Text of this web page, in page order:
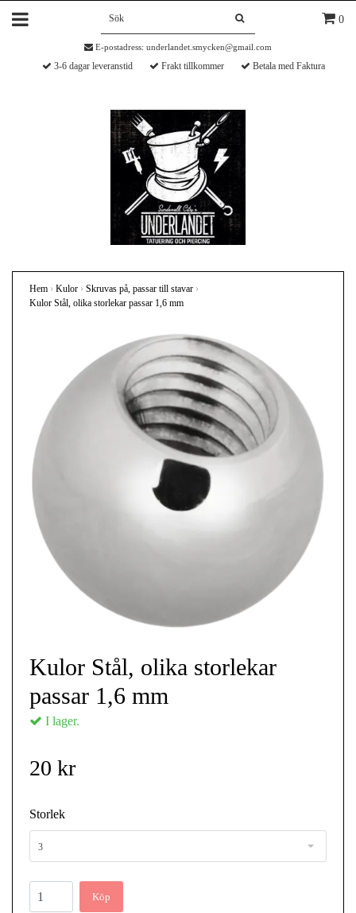
0
E-postadress: underlandet.smycken@gmail.com
3-6 dagar leveranstid Frakt tillkommer Betala med Faktura
Hem › Kulor › Skruvas på, passar till stavar ›
Kulor Stål, olika storlekar passar 1,6 mm
Kulor Stål, olika storlekar
passar 1,6 mm
I lager.
20 kr
Storlek
3
Köp